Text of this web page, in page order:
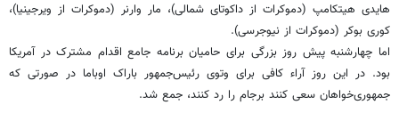
هایدی هیتکامپ (دموکرات از داکوتای شمالی)، مار وارنر (دموکرات از ویرجینیا)،
کوری بوکر (دموکرات از نیوجرسی).
اما چهارشنبه پیش روز بزرگی برای حامیان برنامه جامع اقدام مشترک در آمریکا
بود. در این روز آراء کافی برای وتوی رئیس‌جمهور باراک اوباما در صورتی که
جمهوری‌خواهان سعی کنند برجام را رد کنند، جمع شد.